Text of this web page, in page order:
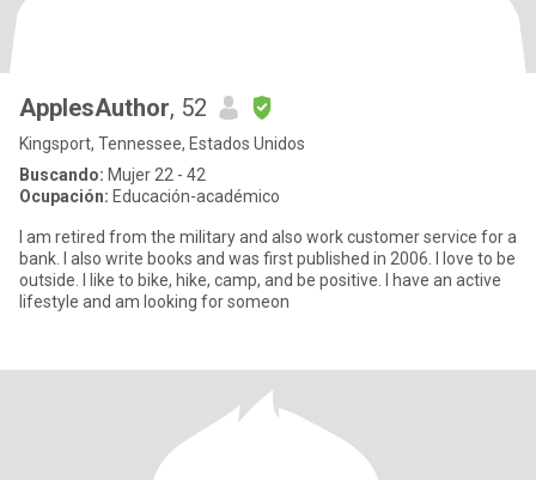
ApplesAuthor, 52
Kingsport, Tennessee, Estados Unidos
Buscando: Mujer 22 - 42
Ocupación: Educación-académico
I am retired from the military and also work customer service for a
bank. I also write books and was first published in 2006. I love to be
outside. I like to bike, hike, camp, and be positive. I have an active
lifestyle and am looking for someon